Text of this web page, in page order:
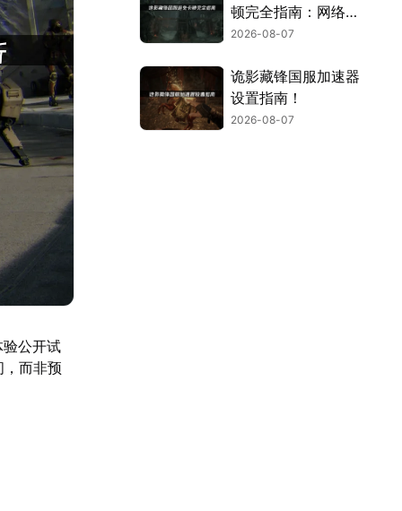
公开试
而非预
顿完全指南：网络优
化与解决技巧！
2026-08-07
诡影藏锋国服加速器
设置指南！
2026-08-07